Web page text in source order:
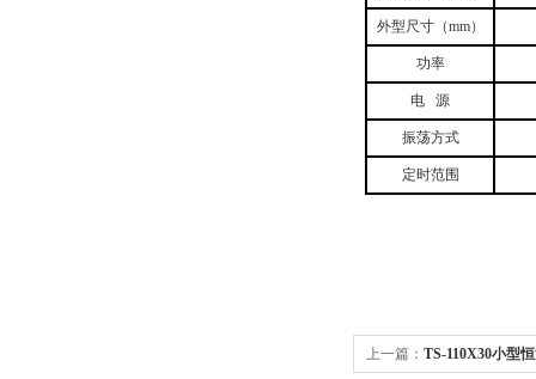
外型尺寸（mm）
功率
电 源
振荡方式
定时范围
上一篇： TS-110X30小型